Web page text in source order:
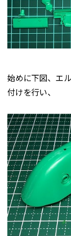
始めに下図、エ
付けを行い、